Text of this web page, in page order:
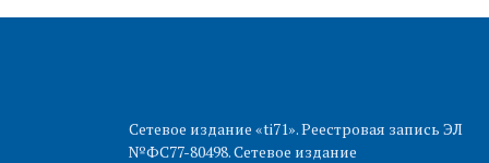
Сетевое издание «ti71». Реестровая запись ЭЛ
№ФС77-80498. Сетевое издание